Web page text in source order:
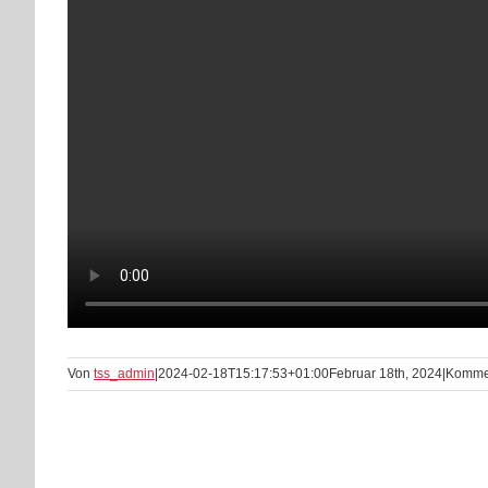
Von tss_admin 2024-02-18T15:17:53+01:00Februar 18th, 2024